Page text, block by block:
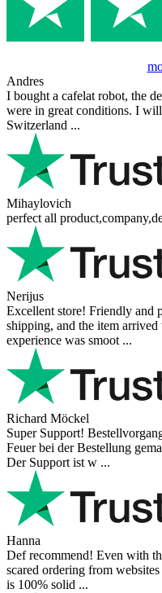
Andres
I bought a cafelat robot, the
were in great conditions. I
Switzerland ...
Mihaylovich
perfect all
Nerijus
Excellent store! Friendly and
shipping, and the item
experience was smoot ...
Richard Möckel
Super Support!
Feuer bei der Bestellung
Der Support ist w ...
Hanna
Def recommend! Even with
scared ordering from
is 100% solid ...